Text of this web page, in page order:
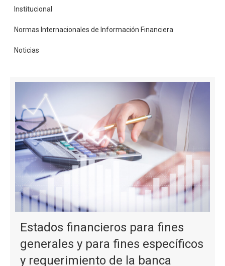
Institucional
Normas Internacionales de Información Financiera
Noticias
Estados financieros para fines
generales y para fines específicos
y requerimiento de la banca